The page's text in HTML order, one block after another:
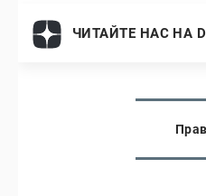
ЧИТАЙТЕ НАС НА